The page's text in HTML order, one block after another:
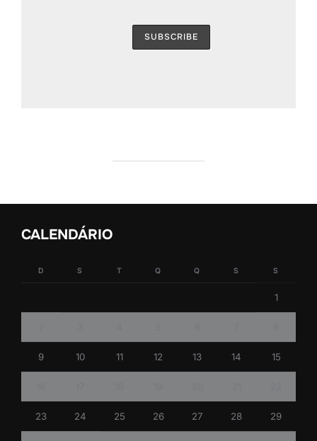
CALENDÁRIO
D S T Q Q S S
1
9 10 11 12 13 14 15
23 24 25 26 27 28 29